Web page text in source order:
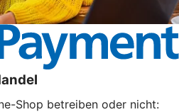
Shop betreiben oder nicht: